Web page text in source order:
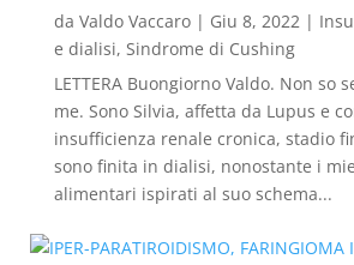
da Valdo Vaccaro| Giu 8, 2022|
e dialisi, Sindrome di Cushing
LETTERA Buongiorno Valdo. Non so
me. Sono Silvia, affetta da Lupus e
insufficienza renale cronica, stadio
sono finita in dialisi, nonostante i
alimentari ispirati al suo schema...